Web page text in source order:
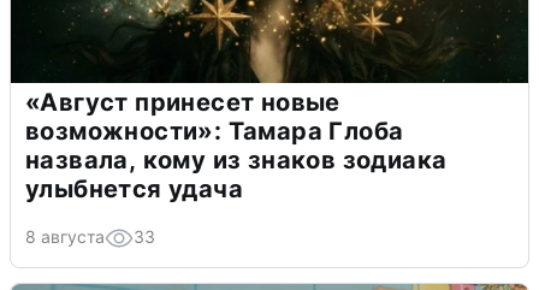
«Август принесет новые
возможности»: Тамара Глоба
назвала, кому из знаков зодиака
улыбнется удача
8 августа 33